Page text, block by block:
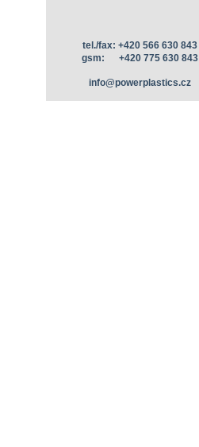
tel./fax: +420 566 630 843
gsm: +420 775 630 843
info@powerplastics.cz